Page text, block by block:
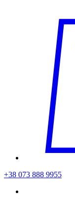
+38 073 888 9955